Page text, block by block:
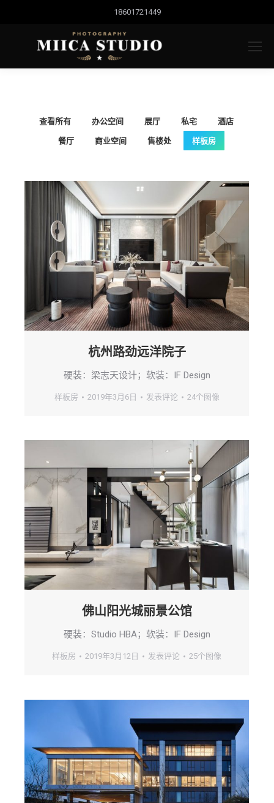
18601721449
查看所有 办公空间 展厅 私宅 酒店
餐厅 商业空间 售楼处 样板房
杭州路劲远洋院子
硬装：梁志天设计；软装：IF Design
样板房 2019年3月6日 发表评论 24个图像
佛山阳光城丽景公馆
硬装：Studio HBA；软装：IF Design
样板房 2019年3月12日 发表评论 25个图像